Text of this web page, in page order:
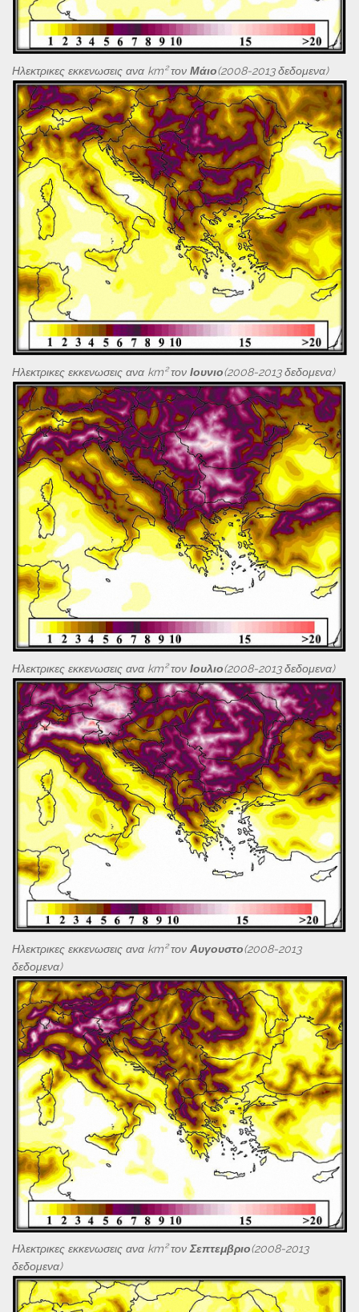
Ηλεκτρικες εκκενωσεις ανα km² τον Μάιο(2008-2013 δεδομενα)
Ηλεκτρικες εκκενωσεις ανα km² τον Ιουνιο(2008-2013 δεδομενα)
Ηλεκτρικες εκκενωσεις ανα km² τον Ιουλιο(2008-2013 δεδομενα)
Ηλεκτρικες εκκενωσεις ανα km² τον Αυγουστο(2008-2013
δεδομενα)
Ηλεκτρικες εκκενωσεις ανα km² τον Σεπτεμβριο(2008-2013
δεδομενα)